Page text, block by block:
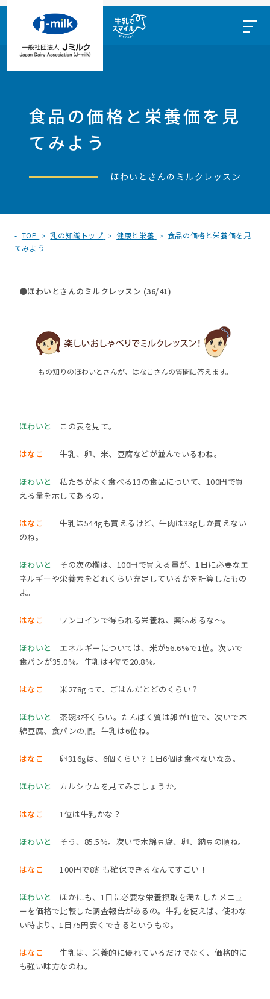
食品の価格と栄養価を見
てみよう
ほわいとさんのミルクレッスン
TOP 乳の知識トップ 健康と栄養
食品の価格と栄養価を見
てみよう
●ほわいとさんのミルクレッスン (36/41)
もの知りのほわいとさんが、はなこさんの質問に答えます。
ほわいと この表を見て。
はなこ 牛乳、卵、米、豆腐などが並んでいるわね。
ほわいと
私たちがよく食べる13の食品について、100円で買
える量を示してあるの。
はなこ
牛乳は544gも買えるけど、牛肉は33gしか買えない
のね。
ほわいと
その次の欄は、100円で買える量が、1日に必要なエ
ネルギーや栄養素をどれくらい充足しているかを計算したもの
よ。
はなこ ワンコインで得られる栄養ね、興味あるな～。
ほわいと
エネルギーについては、米が56.6%で1位。次いで
食パンが35.0%。牛乳は4位で20.8%。
はなこ 米278gって、ごはんだとどのくらい？
ほわいと
茶碗3杯くらい。たんぱく質は卵が1位で、次いで木
綿豆腐、食パンの順。牛乳は6位ね。
はなこ 卵316gは、6個くらい？ 1日6個は食べないなあ。
ほわいと カルシウムを見てみましょうか。
はなこ 1位は牛乳かな？
ほわいと そう、85.5%。次いで木綿豆腐、卵、納豆の順ね。
はなこ 100円で8割も確保できるなんてすごい！
ほわいと
ほかにも、1日に必要な栄養摂取を満たしたメニュ
ーを価格で比較した調査報告があるの。牛乳を使えば、使わな
い時より、1日75円安くできるというもの。
はなこ
牛乳は、栄養的に優れているだけでなく、価格的に
も強い味方なのね。